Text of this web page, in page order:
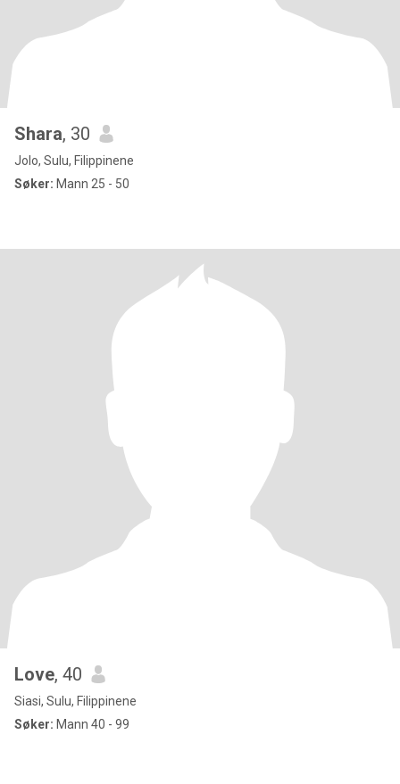
Shara, 30
Jolo, Sulu, Filippinene
Søker: Mann 25 - 50
Love, 40
Siasi, Sulu, Filippinene
Søker: Mann 40 - 99